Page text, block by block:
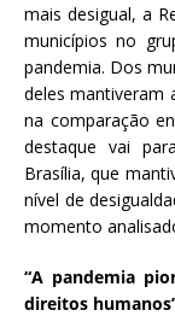
mais desigual, a
municípios no
pandemia. Dos
deles mantiveram
na comparação
destaque vai
Brasília, que
nível de
momento
“A pandemia
direitos